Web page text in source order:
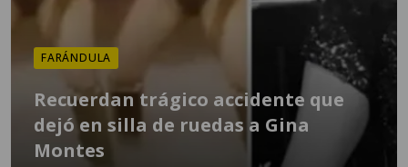
FARÁNDULA
Recuerdan trágico accidente que
dejó en silla de ruedas a Gina
Montes